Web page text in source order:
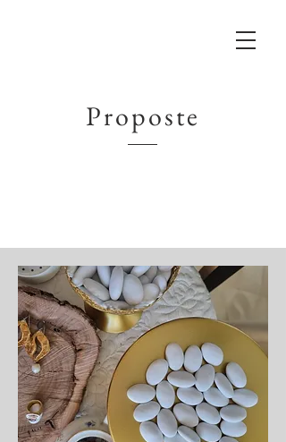
Proposte